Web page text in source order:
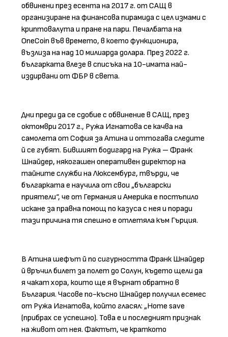
обвинени през есента на 2017 г. от САЩ в
организиране на финансова пирамида с цел измами с
криптовалута и пране на пари. Печалбата на
OneCoin във времето, в което функционира,
възлиза на над 10 милиарда долара. През 2022 г.
българката влезе в списъка на 10-имата най-
издирвани от ФБР в света.
Дни преди да се сдобие с обвинение в САЩ, през
октомври 2017 г., Ружа Игнатова се качва на
самолета от София за Атина и оттогава следите
й се губят. Бившият бодигард на Ружа – Франк
Шнайдер, някогашен оперативен директор на
тайните служби на Люксембург, твърди, че
българката е научила от свои „български
приятели“, че от Германия и Америка е постъпило
искане за правна помощ по казуса с нея и поради
тази причина тя спешно е отлетяла към Гърция.
В Атина шефът й по сигурността Франк Шнайдер
й връчил билет за полет до Солун, където щели да
я чакат хора, които ще я върнат обратно в
България. Часове по-късно Шнайдер получил есемес
от Ружа Игнатова, който гласял: „Home save
(прибрах се успешно). Това е и последният признак
на живот от нея. Фактът, че краткото